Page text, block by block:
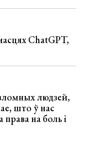
ChatGPT,
людзей,
што ў нас
на боль і